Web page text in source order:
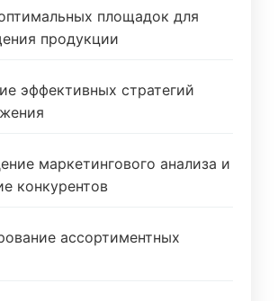
площадок для
продукции
эффективных стратегий
маркетингового анализа и
конкурентов
ассортиментных